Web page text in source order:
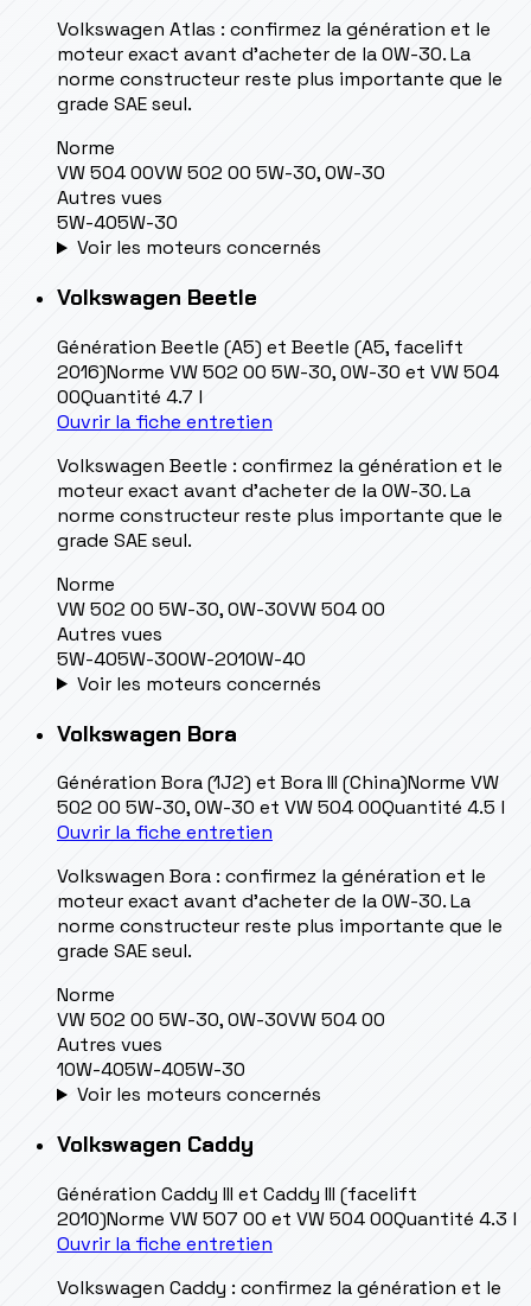
Volkswagen Atlas : confirmez la génération et le
moteur exact avant d’acheter de la 0W-30. La
norme constructeur reste plus importante que le
grade SAE seul.
Norme
VW 504 00VW 502 00 5W-30, 0W-30
Autres vues
5W-405W-30
Voir les moteurs concernés
Volkswagen Beetle
Génération Beetle (A5) et Beetle (A5, facelift
2016)Norme VW 502 00 5W-30, 0W-30 et VW 504
00Quantité 4.7 l
Ouvrir la fiche entretien
Volkswagen Beetle : confirmez la génération et le
moteur exact avant d’acheter de la 0W-30. La
norme constructeur reste plus importante que le
grade SAE seul.
Norme
VW 502 00 5W-30, 0W-30VW 504 00
Autres vues
5W-405W-300W-2010W-40
Voir les moteurs concernés
Volkswagen Bora
Génération Bora (1J2) et Bora III (China)Norme VW
502 00 5W-30, 0W-30 et VW 504 00Quantité 4.5 l
Ouvrir la fiche entretien
Volkswagen Bora : confirmez la génération et le
moteur exact avant d’acheter de la 0W-30. La
norme constructeur reste plus importante que le
grade SAE seul.
Norme
VW 502 00 5W-30, 0W-30VW 504 00
Autres vues
10W-405W-405W-30
Voir les moteurs concernés
Volkswagen Caddy
Génération Caddy III et Caddy III (facelift
2010)Norme VW 507 00 et VW 504 00Quantité 4.3 l
Ouvrir la fiche entretien
Volkswagen Caddy : confirmez la génération et le